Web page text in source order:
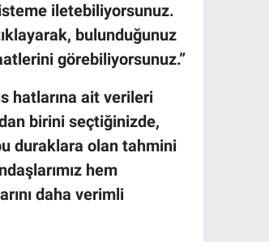
iletebiliyorsunuz.
bulunduğunuz
görebiliyorsunuz.”
hatlarına ait verileri
birini seçtiğinizde,
duraklara olan tahmini
hem
daha verimli